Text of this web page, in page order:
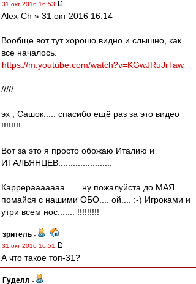
31 окт 2016 16:53
Alex-Ch » 31 окт 2016 16:14
Вообще вот тут хорошо видно и слышно, как
все началось.
https://m.youtube.com/watch?v=KGwJRuJrTaw
/////
эх , Сашок..... спасибо ещё раз за это видео
!!!!!!!!
Вот за это я просто обожаю Италию и
ИТАЛЬЯНЦЕВ......................
Каррерааааааа...... ну пожалуйста до МАЯ
помайся с нашими ОБО.... ой.... :-) Игроками и
утри всем нос....... !!!!!!!!!
зpитель -
31 окт 2016 16:51
А что такое топ-31?
Гуделл -